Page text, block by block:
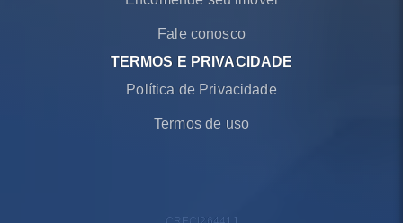
Fale conosco
TERMOS E PRIVACIDADE
Política de Privacidade
Termos de uso